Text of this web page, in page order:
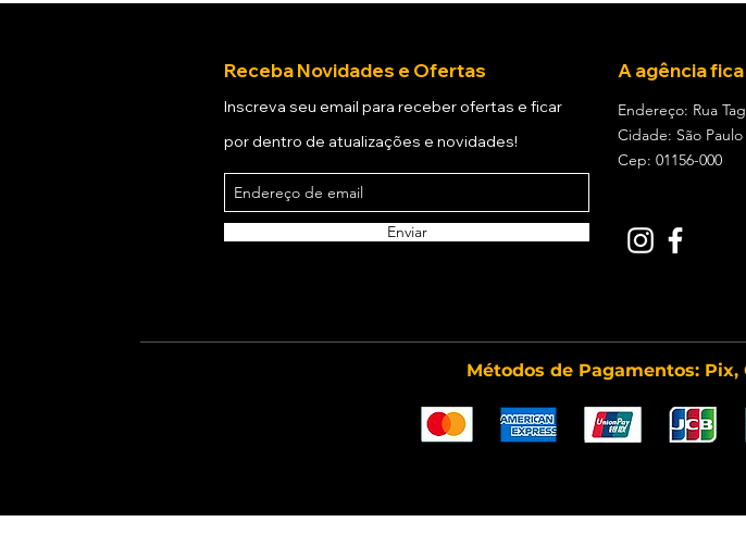
Receba Novidades e Ofertas
Inscreva seu email para receber ofertas e ficar
por dentro de atualizações e novidades!
Enviar
A agência
Endereço: Rua
Cidade: São
Cep: 01156-000
Métodos de Pagamentos: